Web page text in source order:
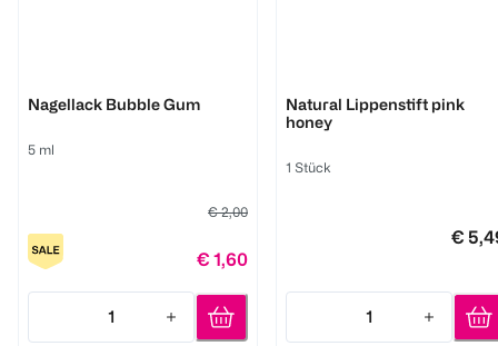
Nagellack Bubble Gum
5 ml
€ 2,00
€ 1,60
1
Quantity: 1
Natural Lippenstift pink
honey
1 Stück
€
1
Quantity: 1